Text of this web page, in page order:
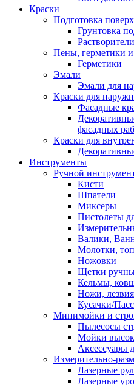
Краски
Подготовка
Грунтовка
Пены, герметики
Герметики
Эмали
Эмали для
Краски для
Фасадные
фасадных
Краски для
Инструменты
Ручной
Кисти
Шпатели
Миксеры
Пистолеты
Валики,
Молотки,
Ножовки
Щетки
Кельмы,
Ножи, лезвия
Кусачки/
Минимойки и
Пылесосы
Мойки
Аксессуары
Измерительно-
Лазерные
Лазерные